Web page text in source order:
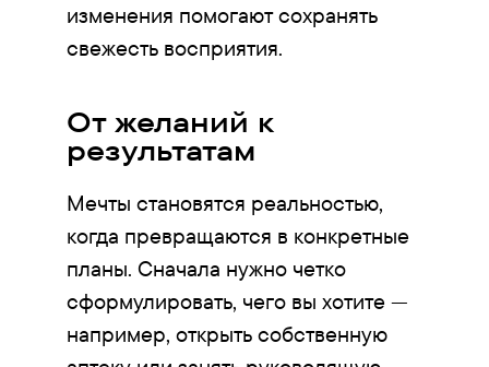
изменения помогают сохранять
свежесть восприятия.
От желаний к
результатам
Мечты становятся реальностью,
когда превращаются в конкретные
планы. Сначала нужно четко
сформулировать, чего вы хотите —
например, открыть собственную